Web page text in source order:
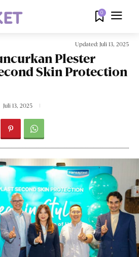
0
Updated: Juli 13, 2025
Plester
Skin Protection
Juli 13, 2025